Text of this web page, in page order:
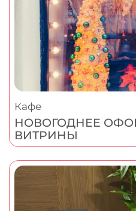
Кафе
НОВОГОДНЕЕ
ВИТРИНЫ